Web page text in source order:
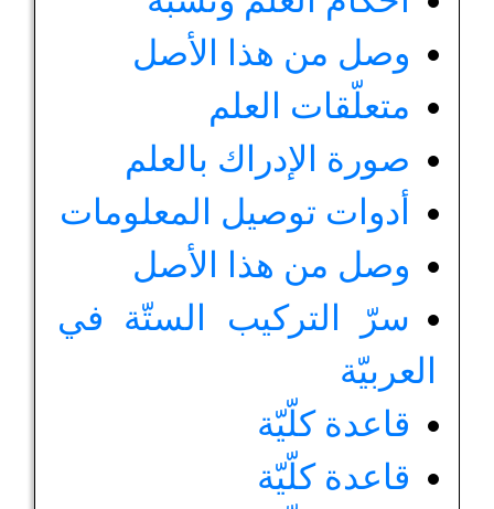
وصل من هذا الأصل
متعلّقات العلم
صورة الإدراك بالعلم
أدوات توصيل المعلومات
وصل من هذا الأصل
سرّ التركيب الستّة في
العربيّة
قاعدة كلّيّة
قاعدة كلّيّة